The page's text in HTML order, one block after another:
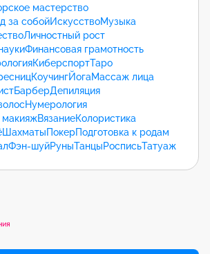
мастерство
за собойИскусствоМузыка
Личностный рост
Финансовая грамотность
КиберспортТаро
КоучингЙогаМассаж лица
БарберДепиляция
Нумерология
макияжВязаниеКолористика
ШахматыПокерПодготовка к родам
Фэн-шуйРуныТанцыРосписьТатуаж